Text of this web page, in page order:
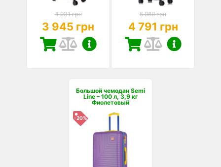
4 931 грн
3 945 грн
5 989 грн
4 791 грн
Большой чемодан Semi
Line – 100 л, 3,9 кг
Фиолетовый
-20%